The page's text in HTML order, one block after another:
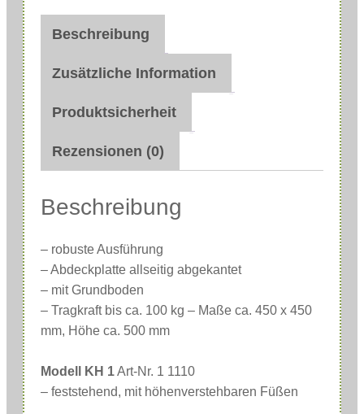
K
o
c
k
M
e
n
e
Beschreibung
Zusätzliche Information
Produktsicherheit
Rezensionen (0)
Beschreibung
– robuste Ausführung
– Abdeckplatte allseitig abgekantet
– mit Grundboden
– Tragkraft bis ca. 100 kg – Maße ca. 450 x 450
mm, Höhe ca. 500 mm
Modell KH 1Art-Nr. 1 1110
– feststehend, mit höhenverstehbaren Füßen